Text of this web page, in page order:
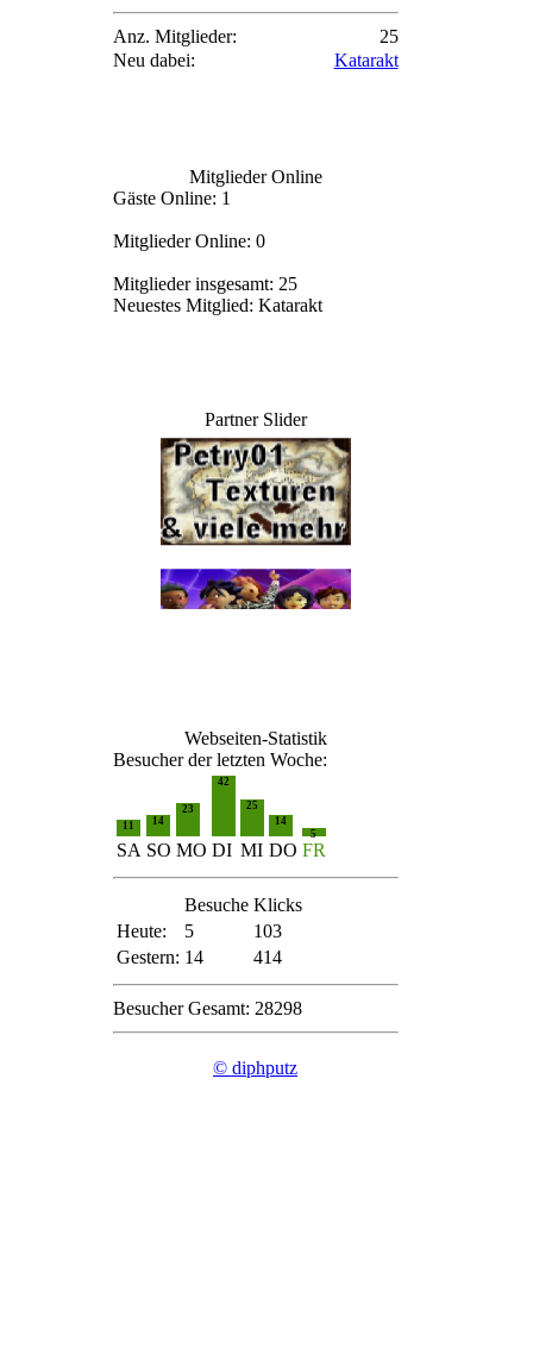
Anz. Mitglieder:
25
Neu dabei:
Katarakt
Mitglieder Online
Gäste Online: 1
Mitglieder Online: 0
Mitglieder insgesamt: 25
Neuestes Mitglied: Katarakt
Partner Slider
Webseiten-Statistik
Besucher der letzten Woche:
11 14
23
42
25
14
5
SA SO MO DI MI DO FR
Besuche Klicks
Heute:
5
103
Gestern: 14 414
Besucher Gesamt: 28298
© diphputz